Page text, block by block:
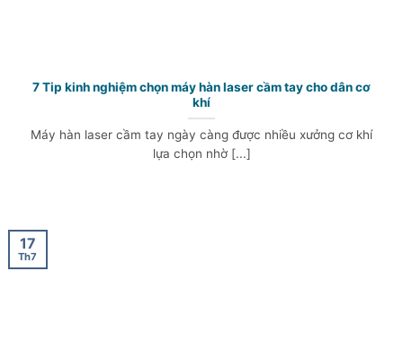
7 Tip kinh nghiệm chọn máy hàn laser cầm tay cho dân cơ
khí
Máy hàn laser cầm tay ngày càng được nhiều xưởng cơ khí
lựa chọn nhờ [...]
17
Th7